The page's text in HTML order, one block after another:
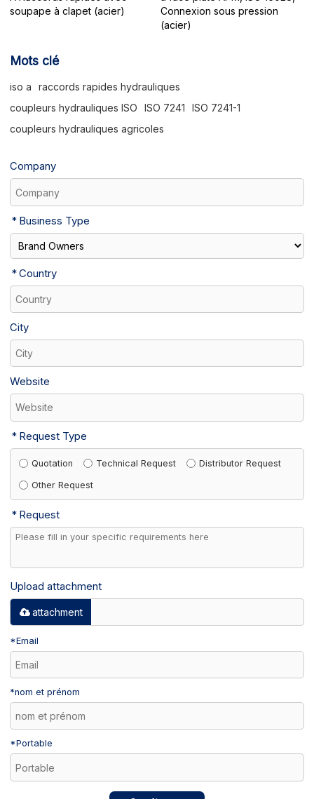
soupape à clapet (acier)
Connexion sous pression
(acier)
Mots clé
iso a
raccords rapides hydrauliques
coupleurs hydrauliques ISO
ISO 7241
ISO 7241-1
coupleurs hydrauliques agricoles
Company
Business Type
Country
City
Website
Request Type
Quotation Technical Request Distributor Request
Other Request
Request
Upload attachment
attachment
*Email
*nom et prénom
*Portable